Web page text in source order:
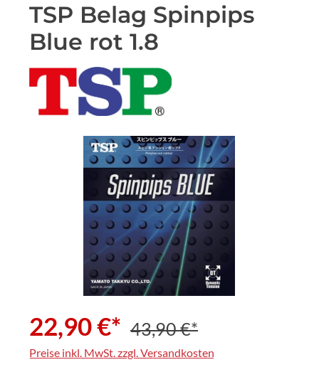
TSP Belag Spinpips
Blue rot 1.8
Bildergalerie überspringen
22,90 €* 43,90 €*
Preise inkl. MwSt. zzgl. Versandkosten